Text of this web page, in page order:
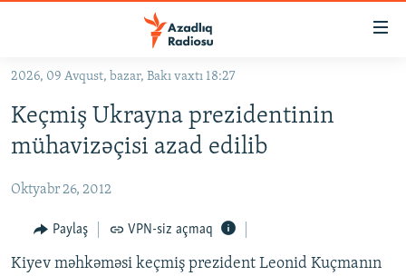
Əsas
qayıt
Əsas
qayıt
#İZAHLA
KORRUPSIOMETR
#ƏSLINDƏ
FƏRQƏ BAX
QANUNI DOĞRU
2026, 09 Avqust, bazar, Bakı vaxtı 18:27
Keçmiş Ukrayna prezidentinin
mühavizəçisi azad edilib
Oktyabr 26, 2012
Paylaş VPN-siz açmaq
Kiyev məhkəməsi keçmiş prezident Leonid Kuçmanın